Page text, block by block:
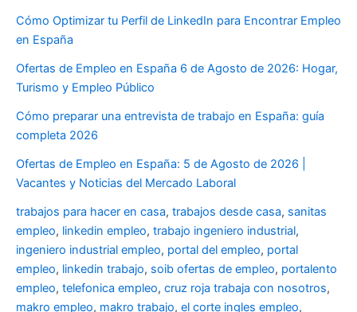
Cómo Optimizar tu Perfil de LinkedIn para Encontrar Empleo
en España
Ofertas de Empleo en España 6 de Agosto de 2026: Hogar,
Turismo y Empleo Público
Cómo preparar una entrevista de trabajo en España: guía
completa 2026
Ofertas de Empleo en España: 5 de Agosto de 2026 |
Vacantes y Noticias del Mercado Laboral
trabajos para hacer en casa, trabajos desde casa, sanitas
empleo, linkedin empleo, trabajo ingeniero industrial,
ingeniero industrial empleo, portal del empleo, portal
empleo, linkedin trabajo, soib ofertas de empleo, portalento
empleo, telefonica empleo, cruz roja trabaja con nosotros,
makro empleo, makro trabajo, el corte ingles empleo,